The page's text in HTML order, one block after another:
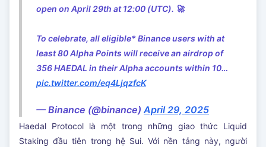
open on April 29th at 12:00 (UTC). 🚀
To celebrate, all eligible* Binance users with at
least 80 Alpha Points will receive an airdrop of
356 HAEDAL in their Alpha accounts within 10…
pic.twitter.com/eq4LjqzfcK
— Binance (@binance)April 29, 2025
Haedal Protocol là một trong những giao thức Liquid
Staking đầu tiên trong hệ Sui. Với nền tảng này, người